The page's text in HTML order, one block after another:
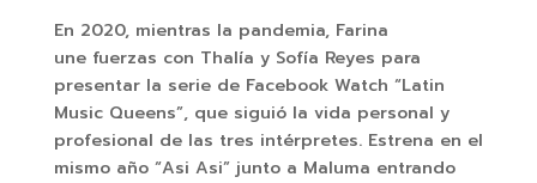
En 2020, mientras la pandemia, Farina
une fuerzas con Thalía y Sofía Reyes para
presentar la serie de Facebook Watch “Latin
Music Queens”, que siguió la vida personal y
profesional de las tres intérpretes. Estrena en el
mismo año “Asi Asi” junto a Maluma entrando